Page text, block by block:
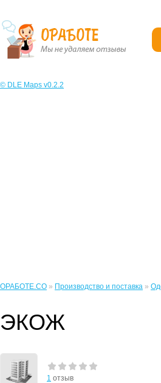
© DLE Maps v0.2.2
ОРАБОТЕ.CO » Производство и поставка »
ЭКОЖ
1 отзыв